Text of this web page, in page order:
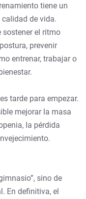
tiene un
de vida.
sostener el ritmo
prevenir
entrenar, trabajar o
tarde para empezar.
mejorar la masa
la pérdida
sino de
En definitiva, el